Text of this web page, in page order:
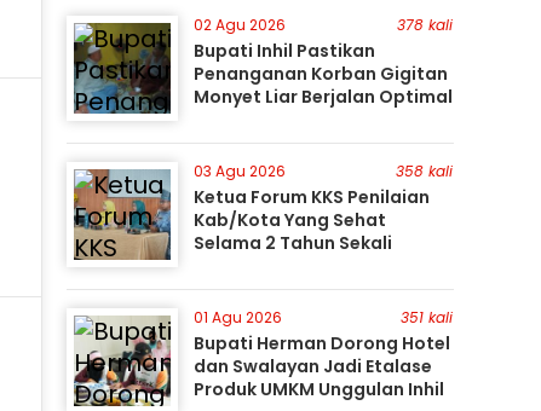
02 Agu 2026 378 kali
Bupati Inhil Pastikan
Penanganan Korban Gigitan
Monyet Liar Berjalan Optimal
03 Agu 2026 358 kali
Ketua Forum KKS Penilaian
Kab/Kota Yang Sehat
Selama 2 Tahun Sekali
01 Agu 2026 351 kali
Bupati Herman Dorong Hotel
dan Swalayan Jadi Etalase
Produk UMKM Unggulan Inhil